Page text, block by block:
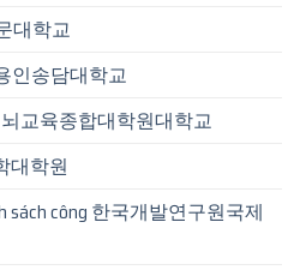
대학교
인송담대학교
뇌교육종합대학원대학교
대학원
sách công 한국개발연구원국제